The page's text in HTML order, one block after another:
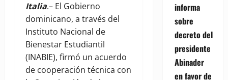
Italia.– El Gobierno
dominicano, a través del
Instituto Nacional de
Bienestar Estudiantil
(INABIE), firmó un acuerdo
de cooperación técnica con
informa
sobre
decreto del
presidente
Abinader
en favor de